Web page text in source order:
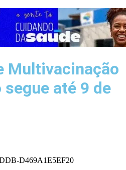
Multivacinação
segue até 9 de